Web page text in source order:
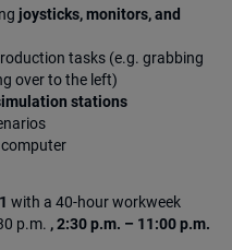
joysticks, monitors, and
tasks (e.g. grabbing
over to the left)
stations
with a 40-hour workweek
p.m. , 2:30 p.m. – 11:00 p.m.